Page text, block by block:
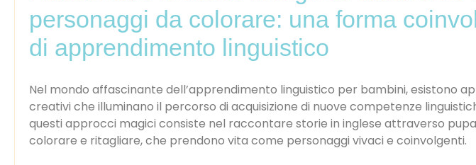
personaggi da colorare: una forma
di apprendimento linguistico
Nel mondo affascinante dell’apprendimento linguistico per bambini, esistono
creativi che illuminano il percorso di acquisizione di nuove competenze
questi approcci magici consiste nel raccontare storie in inglese attraverso
colorare e ritagliare, che prendono vita come personaggi vivaci e coinvolgenti.